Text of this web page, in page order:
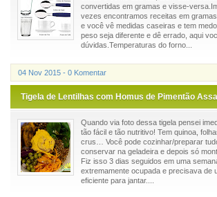
convertidas em gramas e visse-
vezes encontramos receitas em
e você vê medidas caseiras e tem
peso seja diferente e dê errado, aqui
dúvidas.Temperaturas do forno...
04 Nov 2015 - 0 Komentar
Tigela de Lentilhas com Homus de Pimentão
Quando via foto dessa tigela pensei
tão fácil e tão nutritivo! Tem quinoa,
crus… Você pode cozinhar/preparar
conservar na geladeira e depois só
Fiz isso 3 dias seguidos em uma
extremamente ocupada e precisava de
eficiente para jantar....